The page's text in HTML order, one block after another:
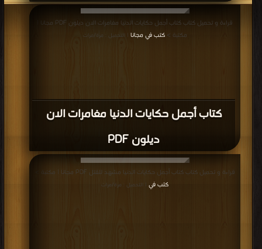
كتاب أجمل حكايات الدنيا مغامرات الان
ديلون PDF
قراءة و تحميل كتاب كتاب أجمل حكايات الدنيا مغامرات الان ديلون PDF مجانا |
مكتبة >كتب في مجانا | التحميل : مرة/مرات
قراءة و تحميل كتاب كتاب أجمل حكايات الدنيا مشهد للقتل PDF مجانا | مكتبة >
كتب في
| التحميل : مرة/مرات